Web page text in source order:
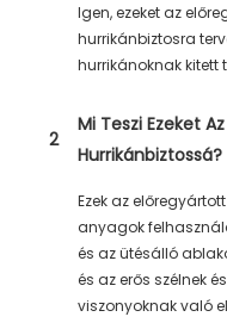
Igen, ezeket az
hurrikánbiztosra
hurrikánoknak kitett
2
Mi Teszi Ezeket
Hurrikánbiztossá?
Ezek az
anyagok
és az ütésálló
és az erős szélnek
viszonyoknak való